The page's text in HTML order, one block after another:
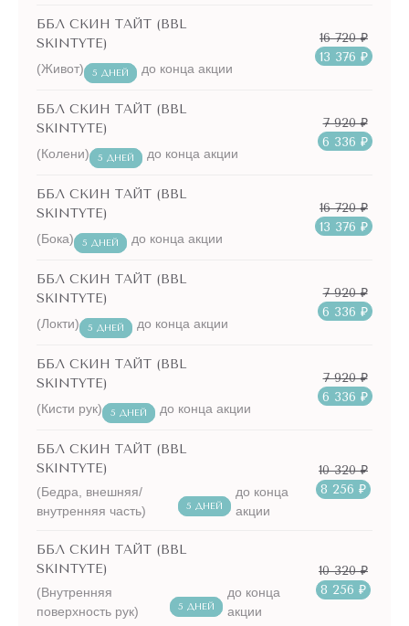
ББЛ СКИН ТАЙТ (BBL
SKINTYTE)
(Живот) 5 ДНЕЙ до конца акции
16 720 ₽
13 376 ₽
ББЛ СКИН ТАЙТ (BBL
SKINTYTE)
(Колени) 5 ДНЕЙ до конца акции
7 920 ₽
6 336 ₽
ББЛ СКИН ТАЙТ (BBL
SKINTYTE)
(Бока) 5 ДНЕЙ до конца акции
16 720 ₽
13 376 ₽
ББЛ СКИН ТАЙТ (BBL
SKINTYTE)
(Локти) 5 ДНЕЙ до конца акции
7 920 ₽
6 336 ₽
ББЛ СКИН ТАЙТ (BBL
SKINTYTE)
(Кисти рук) 5 ДНЕЙ до конца акции
7 920 ₽
6 336 ₽
ББЛ СКИН ТАЙТ (BBL
SKINTYTE)
(Бедра, внешняя/
внутренняя часть)
5 ДНЕЙ
до конца
акции
10 320 ₽
8 256 ₽
ББЛ СКИН ТАЙТ (BBL
SKINTYTE)
(Внутренняя
поверхность рук)
5 ДНЕЙ
до конца
акции
10 320 ₽
8 256 ₽